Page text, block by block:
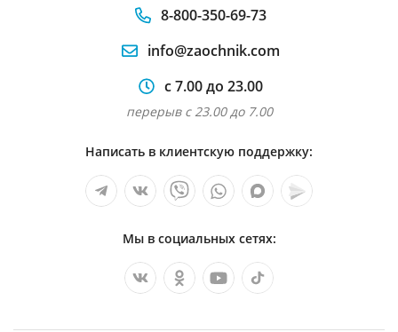
8-800-350-69-73
info@zaochnik.com
с 7.00 до 23.00
перерыв с 23.00 до 7.00
Написать в клиентскую поддержку:
Мы в социальных сетях: